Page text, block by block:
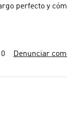
cómodo material muy
0 Denunciar